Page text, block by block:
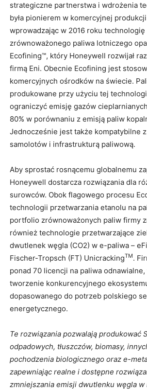
strategiczne partnerstwa i wdrożenia
była pionierem w komercyjnej produkcji
wprowadzając w 2016 roku
zrównoważonego paliwa lotniczego
Ecofining™, który Honeywell rozwijał
firmą Eni. Obecnie Ecofining jest
komercyjnych ośrodków na świecie.
produkowane przy użyciu tej
ograniczyć emisję gazów
80% w porównaniu z emisją paliw
Jednocześnie jest także kompatybilne
samolotów i infrastrukturą paliwową.
Aby sprostać rosnącemu globalnemu
Honeywell dostarcza rozwiązania dla
surowców. Obok flagowego procesu
technologii przetwarzania etanolu na
portfolio zrównoważonych paliw firmy
również technologie przetwarzające
dwutlenek węgla (CO2) w e-paliwa –
Fischer-Tropsch (FT) UnicrackingTM.
ponad 70 licencji na paliwa
tworzenie konkurencyjnego
dopasowanego do potrzeb polskiego
energetycznego.
Te rozwiązania pozwalają produkować
odpadowych, tłuszczów, biomasy,
pochodzenia biologicznego oraz e-
zapewniając realne i dostępne
zmniejszania emisji dwutlenku węgla